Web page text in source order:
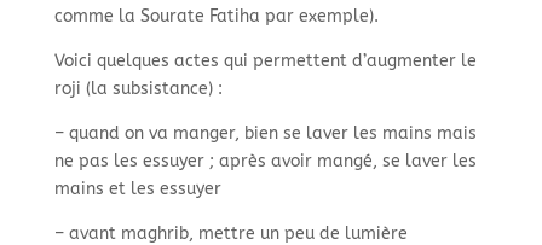
comme la Sourate Fatiha par exemple).
Voici quelques actes qui permettent d’augmenter le
roji (la subsistance) :
–quand on va manger, bien se laver les mains mais
ne pas les essuyer ; après avoir mangé, se laver les
mains et les essuyer
–avant maghrib, mettre un peu de lumière